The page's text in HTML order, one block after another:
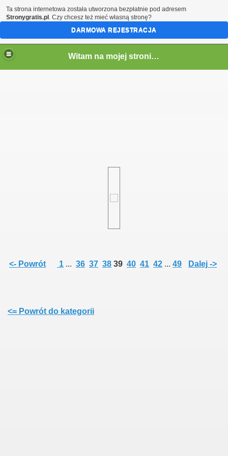
Witam na mojej stronie - Marcin SQ5LTA
<- Powrót 1 ... 36 37 38 39 40 41 42 ... 49 Dalej ->
<= Powrót do kategorii
Ta strona internetowa została utworzona bezpłatnie pod adresem
Stronygratis.pl . Czy chcesz też mieć własną stronę?
DARMOWA REJESTRACJA